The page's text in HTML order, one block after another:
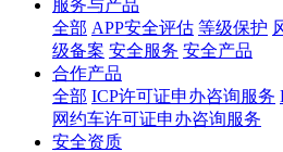
服务与产品
全部 APP安全评估 等级保护
级备案 安全服务 安全产品
合作产品
全部 ICP许可证申办咨询服务
网约车许可证申办咨询服务
安全资质